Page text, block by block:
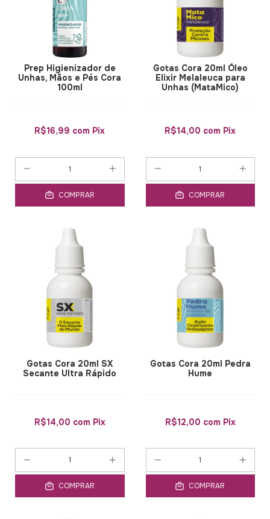
Prep Higienizador de
Unhas, Mãos e Pés Cora
100ml
R$16,99 com Pix
COMPRAR
Gotas Cora 20ml Óleo
Elixir Melaleuca para
Unhas (MataMico)
R$14,00 com Pix
COMPRAR
Gotas Cora 20ml SX
Secante Ultra Rápido
R$14,00 com Pix
COMPRAR
Gotas Cora 20ml Pedra
Hume
R$12,00 com Pix
COMPRAR